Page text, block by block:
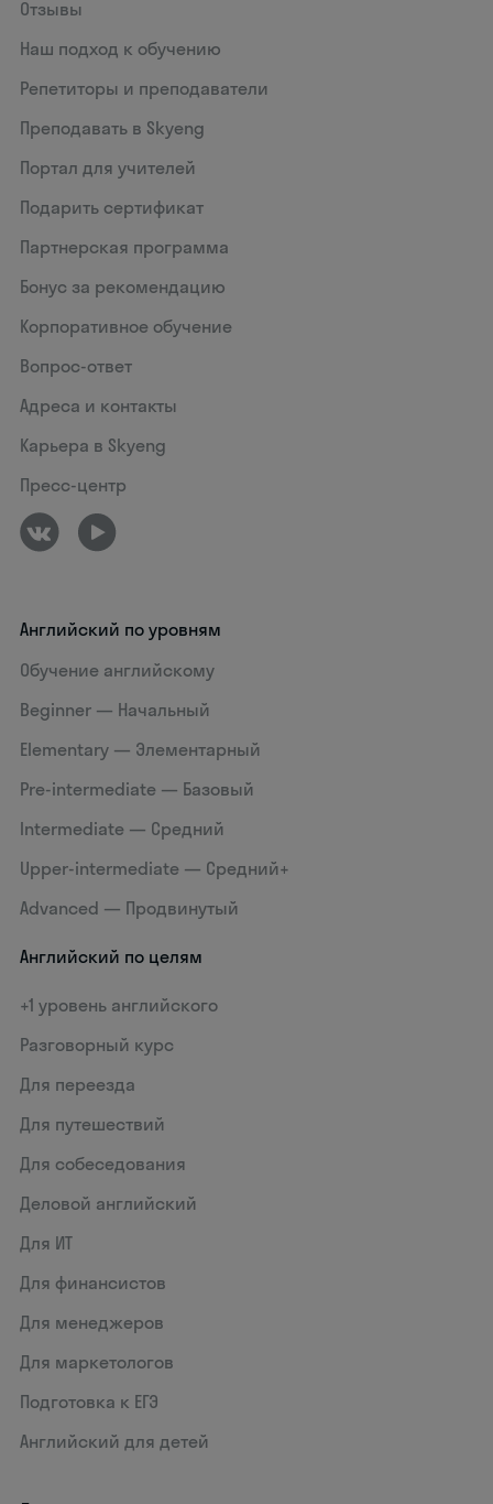
Отзывы
Наш подход к обучению
Репетиторы и преподаватели
Преподавать в Skyeng
Портал для учителей
Подарить сертификат
Партнерская программа
Бонус за рекомендацию
Корпоративное обучение
Вопрос-ответ
Адреса и контакты
Карьера в Skyeng
Пресс-центр
Английский по уровням
Обучение английскому
Beginner — Начальный
Elementary — Элементарный
Pre-intermediate — Базовый
Intermediate — Средний
Upper-intermediate — Средний+
Advanced — Продвинутый
Английский по целям
+1 уровень английского
Разговорный курс
Для переезда
Для путешествий
Для собеседования
Деловой английский
Для ИТ
Для финансистов
Для менеджеров
Для маркетологов
Подготовка к ЕГЭ
Английский для детей